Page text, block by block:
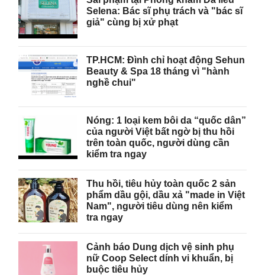
Selena: Bác sĩ phụ trách và "bác sĩ
giả" cùng bị xử phạt
TP.HCM: Đình chỉ hoạt động Sehun
Beauty & Spa 18 tháng vì "hành
nghề chui"
Nóng: 1 loại kem bôi da “quốc dân”
của người Việt bất ngờ bị thu hồi
trên toàn quốc, người dùng cần
kiểm tra ngay
Thu hồi, tiêu hủy toàn quốc 2 sản
phẩm dầu gội, dầu xả "made in Việt
Nam", người tiêu dùng nên kiểm
tra ngay
Cảnh báo Dung dịch vệ sinh phụ
nữ Coop Select dính vi khuẩn, bị
buộc tiêu hủy